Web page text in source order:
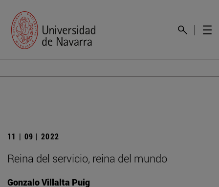
11 | 09 | 2022
Reina del servicio, reina del mundo
Gonzalo Villalta Puig